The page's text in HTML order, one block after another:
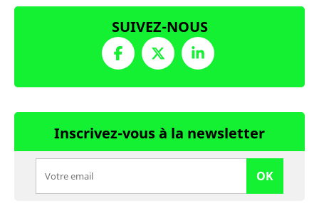
SUIVEZ-NOUS
Inscrivez-vous à la newsletter
OK